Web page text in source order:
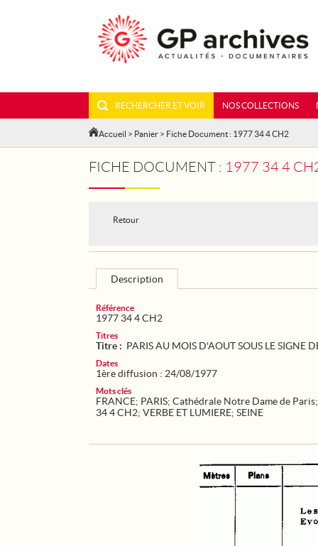
RECHERCHER ET VOIR NOS COLLECTIONS
Accueil > Panier > Fiche Document : 1977 34 4 CH2
FICHE DOCUMENT : 1977 34 4
Retour
Description
Référence
1977 34 4 CH2
Titres
Titre : PARIS AU MOIS D'AOUT SOUS LE SIGNE
Dates
1ère diffusion : 24/08/1977
Mots clés
FRANCE; PARIS; Cathédrale Notre Dame de Paris
34 4 CH2; VERBE ET LUMIERE; SEINE